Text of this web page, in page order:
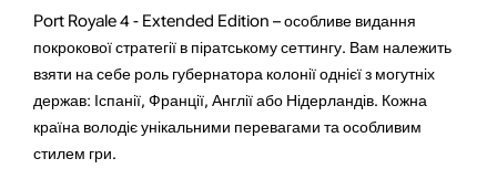
Port Royale 4 - Extended Edition – особливе видання
покрокової стратегії в піратському сеттингу. Вам належить
взяти на себе роль губернатора колонії однієї з могутніх
держав: Іспанії, Франції, Англії або Нідерландів. Кожна
країна володіє унікальними перевагами та особливим
стилем гри.